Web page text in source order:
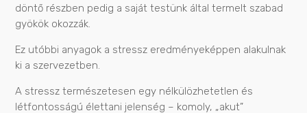
döntő részben pedig a saját testünk által termelt szabad
gyökök okozzák.
Ez utóbbi anyagok a stressz eredményeképpen alakulnak
ki a szervezetben.
A stressz természetesen egy nélkülözhetetlen és
létfontosságú élettani jelenség – komoly, „akut”